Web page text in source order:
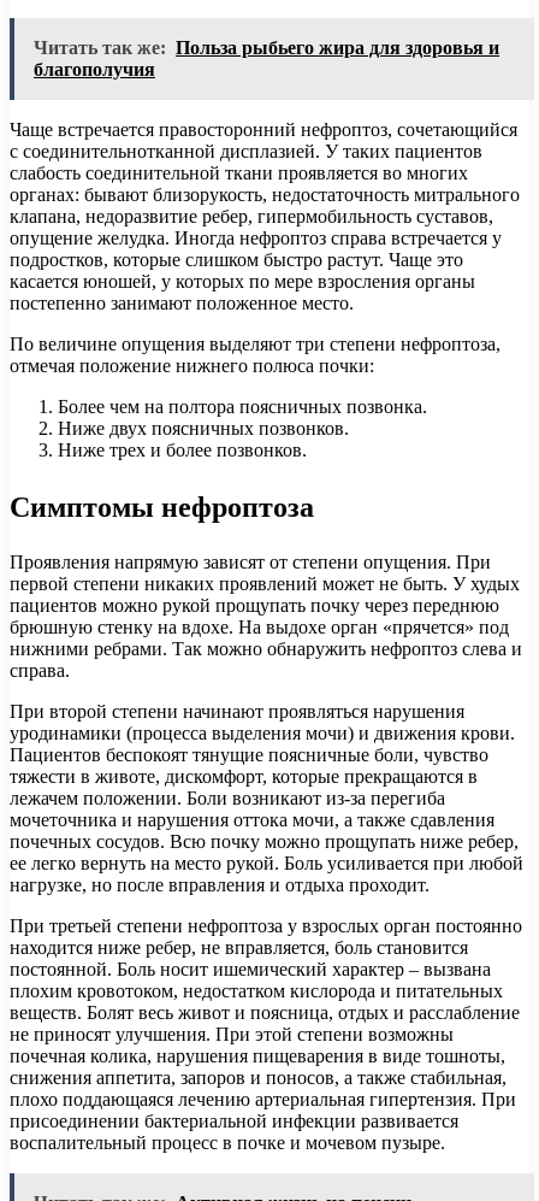
Читать так же: Польза рыбьего жира для здоровья и
благополучия
Чаще встречается правосторонний нефроптоз, сочетающийся
с соединительнотканной дисплазией. У таких пациентов
слабость соединительной ткани проявляется во многих
органах: бывают близорукость, недостаточность митрального
клапана, недоразвитие ребер, гипермобильность суставов,
опущение желудка. Иногда нефроптоз справа встречается у
подростков, которые слишком быстро растут. Чаще это
касается юношей, у которых по мере взросления органы
постепенно занимают положенное место.
По величине опущения выделяют три степени нефроптоза,
отмечая положение нижнего полюса почки:
Более чем на полтора поясничных позвонка.
Ниже двух поясничных позвонков.
Ниже трех и более позвонков.
Симптомы нефроптоза
Проявления напрямую зависят от степени опущения. При
первой степени никаких проявлений может не быть. У худых
пациентов можно рукой прощупать почку через переднюю
брюшную стенку на вдохе. На выдохе орган «прячется» под
нижними ребрами. Так можно обнаружить нефроптоз слева и
справа.
При второй степени начинают проявляться нарушения
уродинамики (процесса выделения мочи) и движения крови.
Пациентов беспокоят тянущие поясничные боли, чувство
тяжести в животе, дискомфорт, которые прекращаются в
лежачем положении. Боли возникают из-за перегиба
мочеточника и нарушения оттока мочи, а также сдавления
почечных сосудов. Всю почку можно прощупать ниже ребер,
ее легко вернуть на место рукой. Боль усиливается при любой
нагрузке, но после вправления и отдыха проходит.
При третьей степени нефроптоза у взрослых орган постоянно
находится ниже ребер, не вправляется, боль становится
постоянной. Боль носит ишемический характер – вызвана
плохим кровотоком, недостатком кислорода и питательных
веществ. Болят весь живот и поясница, отдых и расслабление
не приносят улучшения. При этой степени возможны
почечная колика, нарушения пищеварения в виде тошноты,
снижения аппетита, запоров и поносов, а также стабильная,
плохо поддающаяся лечению артериальная гипертензия. При
присоединении бактериальной инфекции развивается
воспалительный процесс в почке и мочевом пузыре.